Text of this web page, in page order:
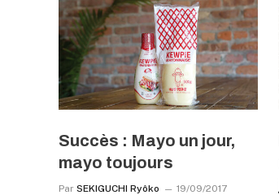
Succès : Mayo un jour,
mayo toujours
Par SEKIGUCHI Ryôko 19/09/2017